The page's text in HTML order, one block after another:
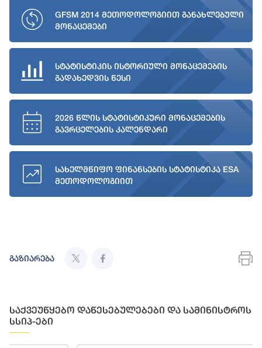
GFSM 2014 მეთოდოლოგიით განახლებული
მონაცემები
სტატისტიკის ისტორიული მონაცემების
გადახედვის წესი
2026 წლის სტატისტიკური მონაცემების
გავრცელების კალენდარი
სახელმწიფო ფინანსების სტატისტიკა ESA
მეთოდოლოგიით
გაზიარება
საქვეუწყებო დაწესებულებები და სამინისტროს
სსიპ-ები